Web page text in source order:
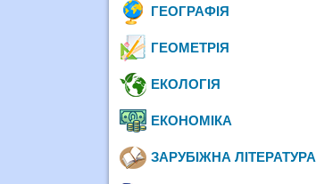
ГЕОГРАФІЯ
ГЕОМЕТРІЯ
ЕКОЛОГІЯ
ЕКОНОМІКА
ЗАРУБІЖНА ЛІТЕРАТУРА